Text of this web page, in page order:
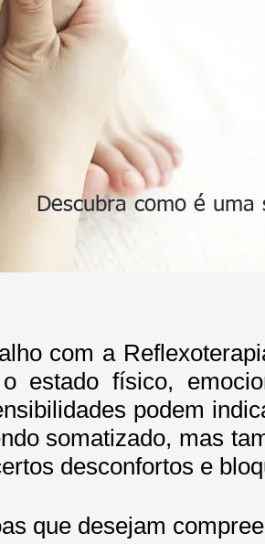
Descubra como é uma
com a
estado físico,
podem
somatizado, mas
desconfortos e
que desejam